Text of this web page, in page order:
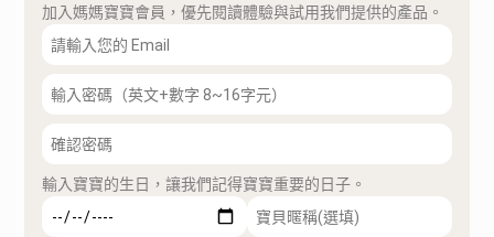
加入媽媽寶寶會員，優先閱讀體驗與試用我們提供的產品。
輸入寶寶的生日，讓我們記得寶寶重要的日子。